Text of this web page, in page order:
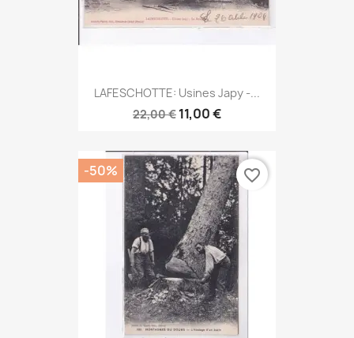
LAFESCHOTTE: Usines Japy -...
22,00 € 11,00 €
-50% favorite_border